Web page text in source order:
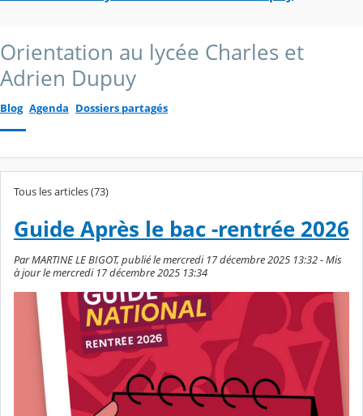
Orientation au lycée Charles et
Adrien Dupuy
Blog Agenda Dossiers partagés
Tous les articles (73)
Guide Après le bac -rentrée 2026
Par MARTINE LE BIGOT, publié le mercredi 17 décembre 2025 13:32 - Mis
à jour le mercredi 17 décembre 2025 13:34